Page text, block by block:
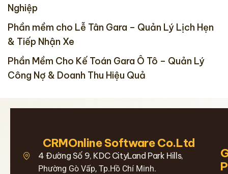
Nghiệp
Phần mềm cho Lễ Tân Gara – Quản Lý Lịch Hẹn
& Tiếp Nhận Xe
Phần Mềm Cho Kế Toán Gara Ô Tô – Quản Lý
Công Nợ & Doanh Thu Hiệu Quả
CRMOnline Software Co.Ltd
4 Đường Số 9, KDC CityLand Park Hills,
Phường Gò Vấp, Tp.Hồ Chí Minh.